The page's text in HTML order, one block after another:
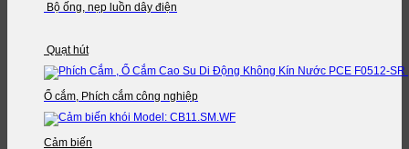
Bộ ống, nẹp luồn dây điện
Quạt hút
Ổ cắm, Phích cắm công nghiệp
Cảm biến